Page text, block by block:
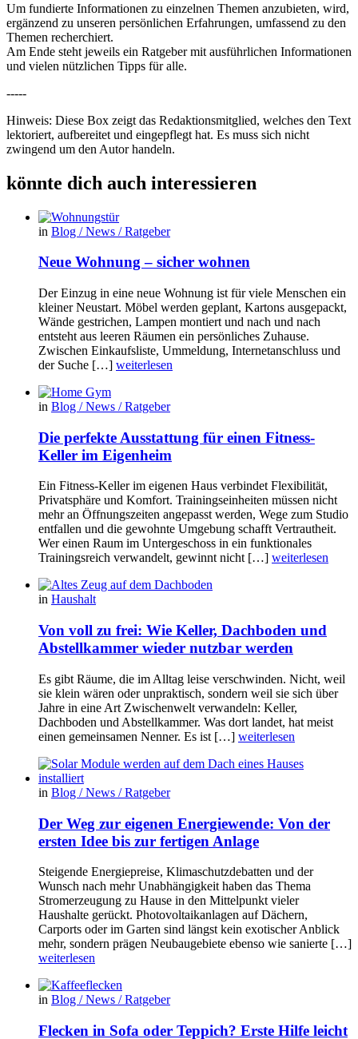
Um fundierte Informationen zu einzelnen Themen anzubieten, wird,
ergänzend zu unseren persönlichen Erfahrungen, umfassend zu den
Themen recherchiert.
Am Ende steht jeweils ein Ratgeber mit ausführlichen Informationen
und vielen nützlichen Tipps für alle.
-----
Hinweis: Diese Box zeigt das Redaktionsmitglied, welches den Text
lektoriert, aufbereitet und eingepflegt hat. Es muss sich nicht
zwingend um den Autor handeln.
könnte dich auch interessieren
in Blog / News / Ratgeber
Neue Wohnung – sicher wohnen
Der Einzug in eine neue Wohnung ist für viele Menschen ein
kleiner Neustart. Möbel werden geplant, Kartons ausgepackt,
Wände gestrichen, Lampen montiert und nach und nach
entsteht aus leeren Räumen ein persönliches Zuhause.
Zwischen Einkaufsliste, Ummeldung, Internetanschluss und
der Suche […] weiterlesen
in Blog / News / Ratgeber
Die perfekte Ausstattung für einen Fitness-
Keller im Eigenheim
Ein Fitness-Keller im eigenen Haus verbindet Flexibilität,
Privatsphäre und Komfort. Trainingseinheiten müssen nicht
mehr an Öffnungszeiten angepasst werden, Wege zum Studio
entfallen und die gewohnte Umgebung schafft Vertrautheit.
Wer einen Raum im Untergeschoss in ein funktionales
Trainingsreich verwandelt, gewinnt nicht […] weiterlesen
in Haushalt
Von voll zu frei: Wie Keller, Dachboden und
Abstellkammer wieder nutzbar werden
Es gibt Räume, die im Alltag leise verschwinden. Nicht, weil
sie klein wären oder unpraktisch, sondern weil sie sich über
Jahre in eine Art Zwischenwelt verwandeln: Keller,
Dachboden und Abstellkammer. Was dort landet, hat meist
einen gemeinsamen Nenner. Es ist […] weiterlesen
in Blog / News / Ratgeber
Der Weg zur eigenen Energiewende: Von der
ersten Idee bis zur fertigen Anlage
Steigende Energiepreise, Klimaschutzdebatten und der
Wunsch nach mehr Unabhängigkeit haben das Thema
Stromerzeugung zu Hause in den Mittelpunkt vieler
Haushalte gerückt. Photovoltaikanlagen auf Dächern,
Carports oder im Garten sind längst kein exotischer Anblick
mehr, sondern prägen Neubaugebiete ebenso wie sanierte […]
weiterlesen
in Blog / News / Ratgeber
Flecken in Sofa oder Teppich? Erste Hilfe leicht